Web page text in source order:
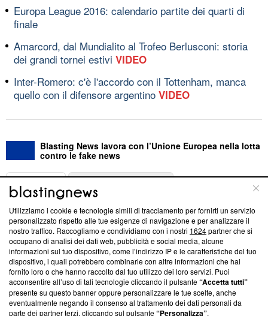
Europa League 2016: calendario partite dei quarti di
finale
Amarcord, dal Mundialito al Trofeo Berlusconi: storia
dei grandi tornei estivi VIDEO
Inter-Romero: c'è l'accordo con il Tottenham, manca
quello con il difensore argentino VIDEO
Blasting News lavora con l’Unione Europea nella lotta
contro le fake news
ABOUT
Questa sezione offre informazioni trasparenti su Blasting
News, sui nostri processi editoriali e su come ci impegniamo a
creare news di qualità. Inoltre, afferma la nostra aderenza a
‘Trust Project - News with Integrity’Blasting News non è
ancora membro del programma, ma ha richiesto di farne
parte; Trust Project non ha ancora effettuato una verifica di
conformità agli standard.
Utilizziamo i cookie e tecnologie simili di tracciamento per fornirti un servizio
personalizzato rispetto alle tue esigenze di navigazione e per analizzare il
nostro traffico. Raccogliamo e condividiamo con i nostri 1624partner che si
occupano di analisi dei dati web, pubblicità e social media, alcune
informazioni sul tuo dispositivo, come l’indirizzo IP e le caratteristiche del tuo
dispositivo, i quali potrebbero combinarle con altre informazioni che hai
fornito loro o che hanno raccolto dal tuo utilizzo dei loro servizi. Puoi
acconsentire all’uso di tali tecnologie cliccando il pulsante“Accetta tutti”
presente su questo banner oppure personalizzare le tue scelte, anche
eventualmente negando il consenso al trattamento dei dati personali da
parte dei partner terzi, cliccando sul pulsante“Personalizza”.